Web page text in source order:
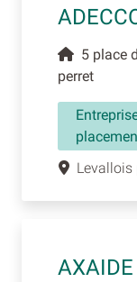
5 place
perret
Levallois
AXAIDE